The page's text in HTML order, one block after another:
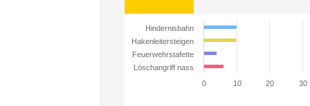
Hindernisbahn
Hakenleitersteigen
Feuerwehrstafette
Löschangriff nass
0
10 20 30